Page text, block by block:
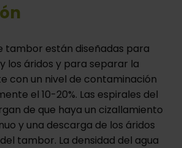
tambor están diseñadas para
los áridos y para separar la
con un nivel de contaminación
el 10-20%. Las espirales del
de que haya un cizallamiento
y una descarga de los áridos
tambor. La densidad del agua